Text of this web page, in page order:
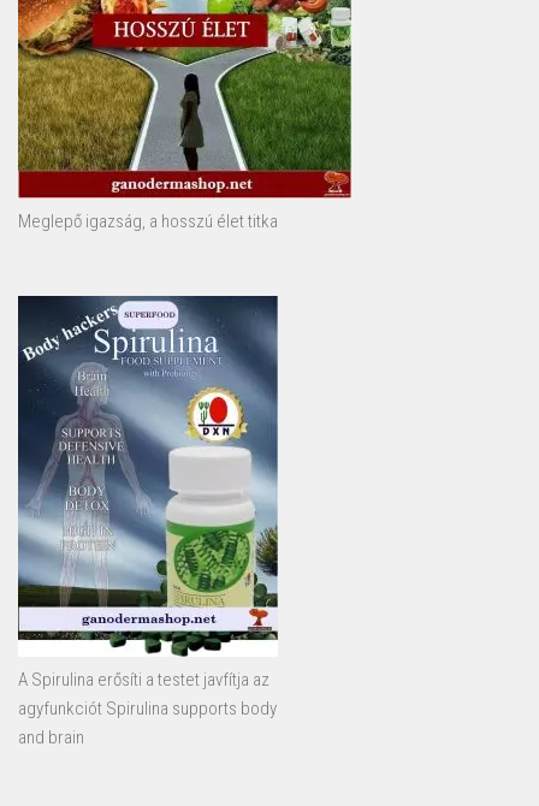
Meglepő igazság, a hosszú élet titka
A Spirulina erősíti a testet javfítja az
agyfunkciót Spirulina supports body
and brain